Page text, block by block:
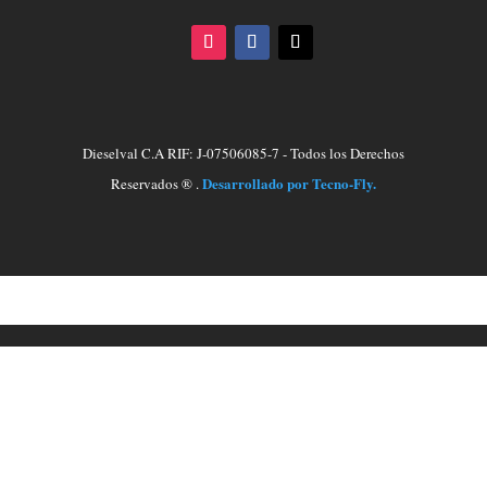
Dieselval C.A RIF: J-07506085-7 - Todos los Derechos
Reservados ® .Desarrollado por Tecno-Fly.